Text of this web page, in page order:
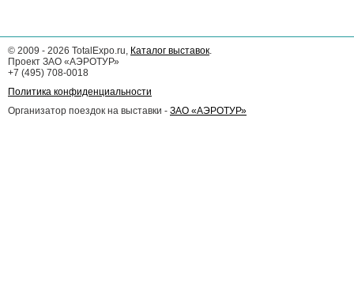
© 2009 - 2026 TotalExpo.ru, Каталог выставок.
Проект ЗАО «АЭРОТУР»
+7 (495) 708-0018
Политика конфиденциальности
Организатор поездок на выставки - ЗАО «АЭРОТУР»